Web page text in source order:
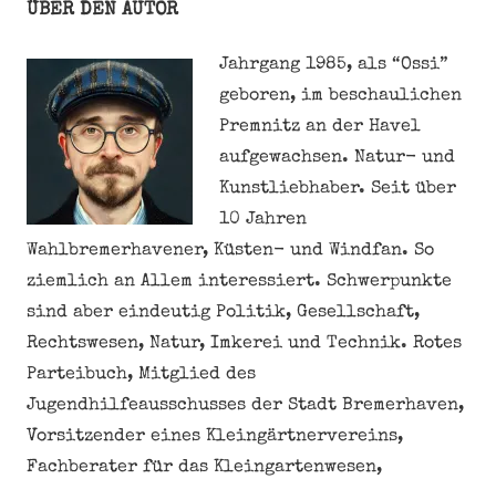
ÜBER DEN AUTOR
Jahrgang 1985, als “Ossi”
geboren, im beschaulichen
Premnitz an der Havel
aufgewachsen. Natur- und
Kunstliebhaber. Seit über
10 Jahren
Wahlbremerhavener, Küsten- und Windfan. So
ziemlich an Allem interessiert. Schwerpunkte
sind aber eindeutig Politik, Gesellschaft,
Rechtswesen, Natur, Imkerei und Technik. Rotes
Parteibuch, Mitglied des
Jugendhilfeausschusses der Stadt Bremerhaven,
Vorsitzender eines Kleingärtnervereins,
Fachberater für das Kleingartenwesen,